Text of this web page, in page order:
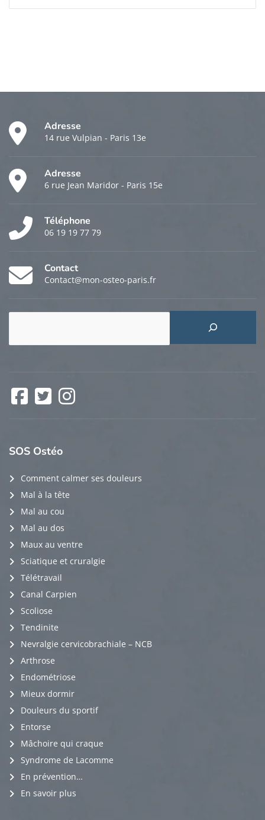
Adresse
14 rue Vulpian - Paris 13e
Adresse
6 rue Jean Maridor - Paris 15e
Téléphone
06 19 19 77 79
Contact
Contact@mon-osteo-paris.fr
Facebook
SOS Ostéo
Comment calmer ses douleurs
Mal à la tête
Mal au cou
Mal au dos
Maux au ventre
Sciatique et cruralgie
Télétravail
Canal Carpien
Scoliose
Tendinite
Nevralgie cervicobrachiale – NCB
Arthrose
Endométriose
Mieux dormir
Douleurs du sportif
Entorse
Mâchoire qui craque
Syndrome de Lacomme
En prévention…
En savoir plus